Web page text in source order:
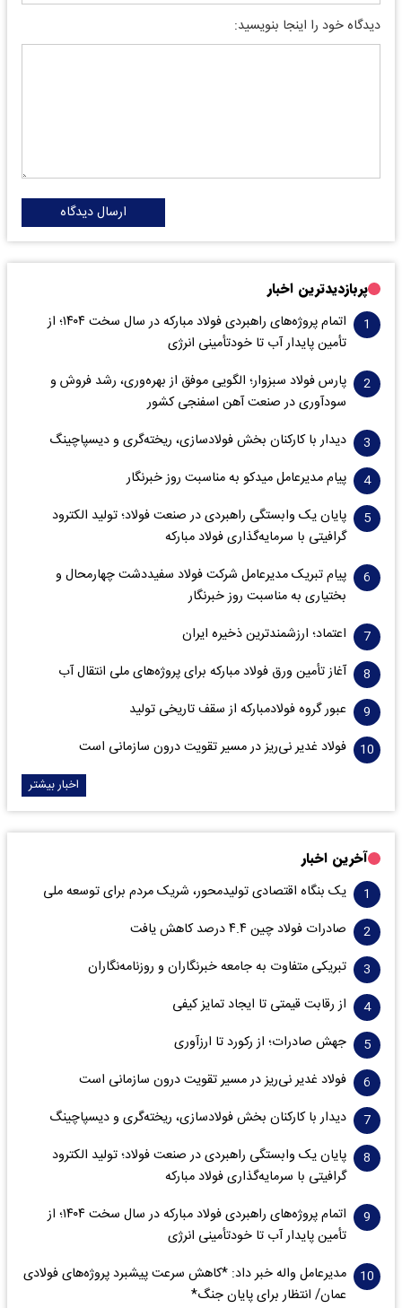
دیدگاه خود را اینجا بنویسید:
ارسال دیدگاه
پربازدیدترین اخبار
اتمام پروژه‌های راهبردی فولاد مبارکه در سال سخت ۱۴۰۴؛ از
تأمین پایدار آب تا خودتأمینی انرژی
پارس فولاد سبزوار؛ الگویی موفق از بهره‌وری، رشد فروش و
سود‌آوری در صنعت آهن اسفنجی کشور
دیدار با کارکنان بخش فولادسازی، ریخته‌گری و دیسپاچینگ
پیام مدیرعامل میدکو به مناسبت روز خبرنگار
پایان یک وابستگی راهبردی در صنعت فولاد؛ تولید الکترود
گرافیتی با سرمایه‌گذاری فولاد مبارکه
پیام تبریک مدیرعامل شرکت فولاد سفیددشت چهارمحال و
بختیاری به مناسبت روز خبرنگار
اعتماد؛ ارزشمندترین ذخیره ایران
آغاز تأمین ورق فولاد مبارکه برای پروژه‌های ملی انتقال آب
عبور گروه فولادمبارکه از سقف تاریخی تولید
فولاد غدیر نی‌ریز در مسیر تقویت درون سازمانی است
اخبار بیشتر
آخرین اخبار
یک بنگاه اقتصادی تولیدمحور، شریک مردم برای توسعه ملی
صادرات فولاد چین ۴.۴ درصد کاهش یافت
تبریکی متفاوت به جامعه خبرنگاران و روزنامه‌نگاران
از رقابت قیمتی تا ایجاد تمایز کیفی
جهش صادرات؛ از رکورد تا ارزآوری
فولاد غدیر نی‌ریز در مسیر تقویت درون سازمانی است
دیدار با کارکنان بخش فولادسازی، ریخته‌گری و دیسپاچینگ
پایان یک وابستگی راهبردی در صنعت فولاد؛ تولید الکترود
گرافیتی با سرمایه‌گذاری فولاد مبارکه
اتمام پروژه‌های راهبردی فولاد مبارکه در سال سخت ۱۴۰۴؛ از
تأمین پایدار آب تا خودتأمینی انرژی
مدیرعامل واله خبر داد: *کاهش سرعت پیشبرد پروژه‌های فولادی
عمان/ انتظار برای پایان جنگ*